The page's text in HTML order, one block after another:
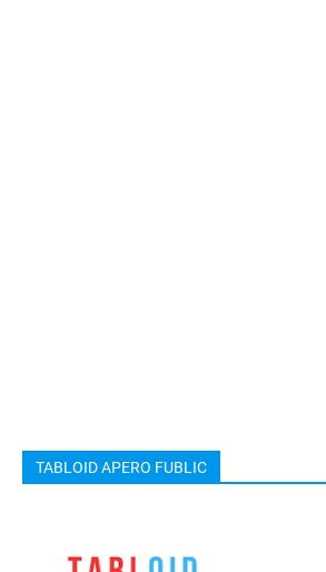
TABLOID APERO FUBLIC